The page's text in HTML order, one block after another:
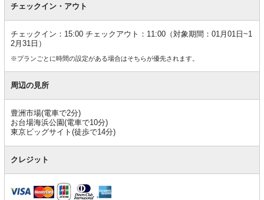
チェックイン・アウト
チェックイン：15:00 チェックアウト：11:00（対象期間：01月01日~1
2月31日）
※プランごとに時間の設定がある場合はそちらが優先されます。
周辺の見所
豊洲市場(電車で2分)
お台場海浜公園(電車で10分)
東京ビッグサイト(徒歩で14分)
クレジット